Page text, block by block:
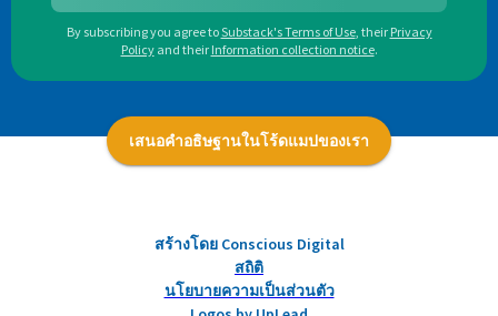
By subscribing you agree toSubstack's Terms of Use, their Privacy
Policy and their Information collection notice.
เสนอคำอธิษฐานในโร้ดแมปของเรา
สร้างโดย Conscious Digital
สถิติ
นโยบายความเป็นส่วนตัว